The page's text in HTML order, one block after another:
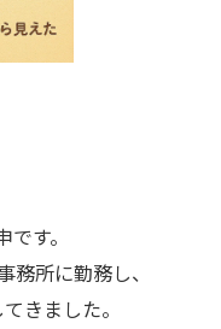
す。
所に勤務し、
きました。